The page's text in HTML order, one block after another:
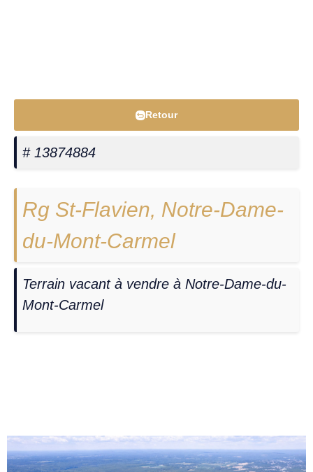
Retour
# 13874884
Rg St-Flavien, Notre-Dame-
du-Mont-Carmel
Terrain vacant à vendre à Notre-Dame-du-
Mont-Carmel